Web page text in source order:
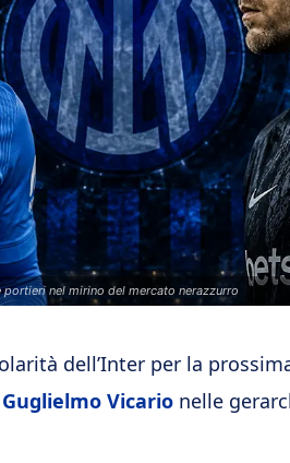
nel mirino del mercato nerazzurro
dell’Inter per la
Guglielmo Vicario nelle